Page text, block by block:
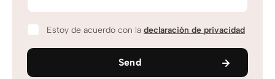
Estoy de acuerdo con la declaración de privacidad
Send